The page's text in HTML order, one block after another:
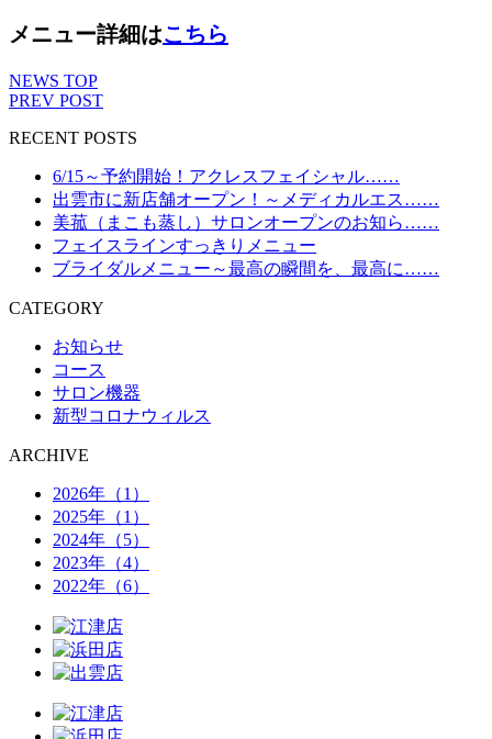
メニュー詳細はこちら
NEWS TOP
PREV POST
RECENT POSTS
6/15～予約開始！アクレスフェイシャル……
出雲市に新店舗オープン！～メディカルエス……
美菰（まこも蒸し）サロンオープンのお知ら……
フェイスラインすっきりメニュー
ブライダルメニュー～最高の瞬間を、最高に……
CATEGORY
お知らせ
コース
サロン機器
新型コロナウィルス
ARCHIVE
2026年（1）
2025年（1）
2024年（5）
2023年（4）
2022年（6）